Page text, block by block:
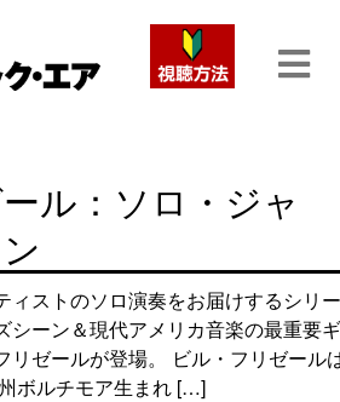
ル：ソロ・ジャ
ィストのソロ演奏をお届けするシリー
シーン＆現代アメリカ音楽の最重要ギ
リゼールが登場。 ビル・フリゼール
ボルチモア生まれ […]